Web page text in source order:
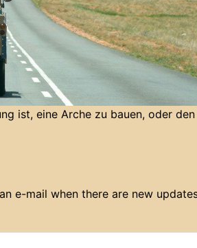
ist, eine Arche zu bauen, oder den
e-mail when there are new